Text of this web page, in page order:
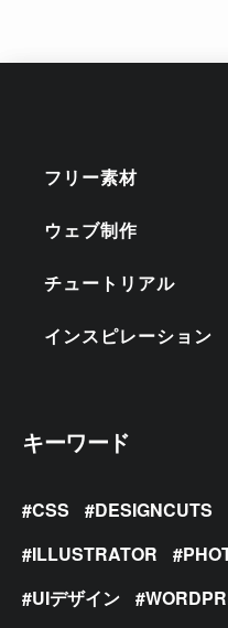
フリー素材
ウェブ制作
チュートリアル
インスピレーション
キーワード
CSS DESIGNCUTS
ILLUSTRATOR
UIデザイン